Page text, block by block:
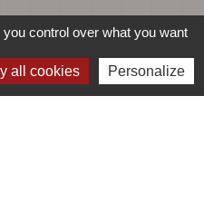
control over what you want
all cookies Personalize